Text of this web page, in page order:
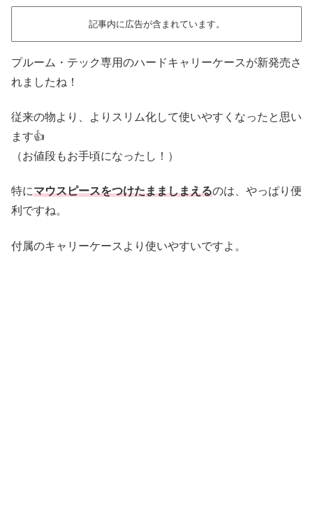
記事内に広告が含まれています。
プルーム・テック専用のハードキャリーケースが新発売さ
れましたね！
従来の物より、よりスリム化して使いやすくなったと思い
ます👍
（お値段もお手頃になったし！）
特にマウスピースをつけたまましまえるのは、やっぱり便
利ですね。
付属のキャリーケースより使いやすいですよ。